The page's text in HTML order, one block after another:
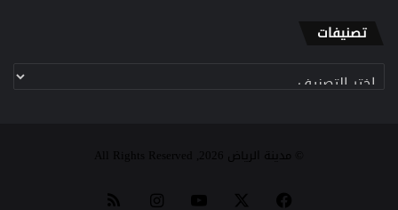
تصنيفات
تصنيفات
© مدينة الرياض 2026, All Rights Reserved
فيسبوك ‫YouTube انستقرام